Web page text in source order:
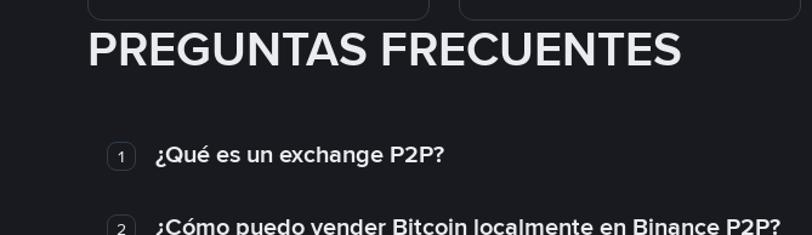
PREGUNTAS FRECUENTES
1 ¿Qué es un exchange P2P?
2 ¿Cómo puedo vender Bitcoin localmente en Binance P2P?